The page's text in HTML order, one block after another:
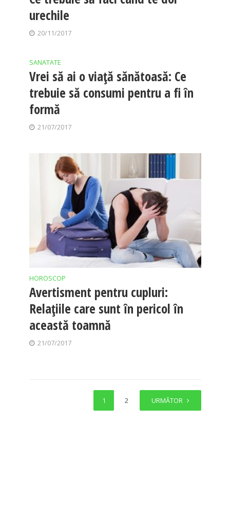
urechile
20/11/2017
SANATATE
Vrei să ai o viaţă sănătoasă: Ce
trebuie să consumi pentru a fi în
formă
21/07/2017
HOROSCOP
Avertisment pentru cupluri:
Relaţiile care sunt în pericol în
această toamnă
21/07/2017
1 2 URMĂTOR